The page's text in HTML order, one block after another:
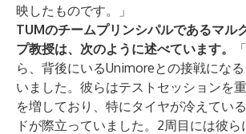
映したものです。」
TUMのチームプリンシパルであるマル
プ教授は、次のように述べています。
ら、背後にいるUnimoreとの接戦にな
いました。彼らはテストセッションを
を増しており、特にタイヤが冷えてい
ドが際立っていました。2周目には彼ら